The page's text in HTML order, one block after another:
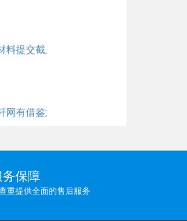
提交截止
有借鉴意
保障
重提供全面的售后服务